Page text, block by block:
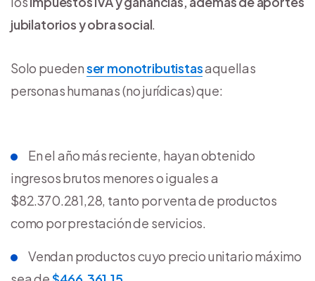
jubilatorios y obra social.
Solo puedenser monotributistasaquellas
personas humanas (no jurídicas) que:
En el año más reciente, hayan obtenido
ingresos brutos menores o iguales a
$82.370.281,28, tanto por venta de productos
como por prestación de servicios.
Vendan productos cuyo precio unitario máximo